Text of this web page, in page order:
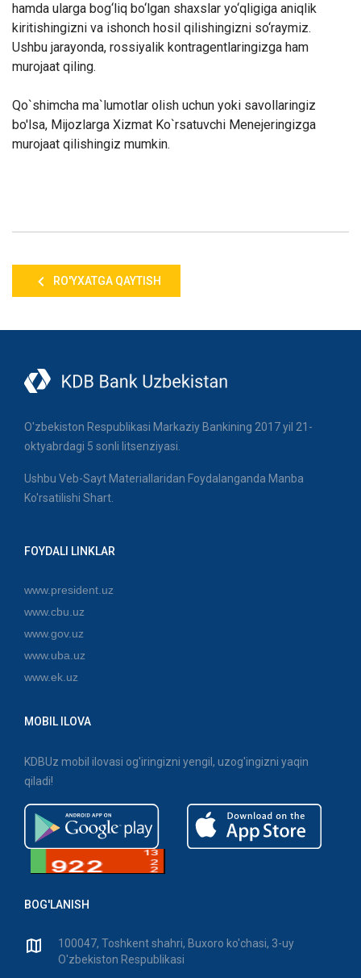
hamda ularga bog‘liq bo‘lgan shaxslar yo‘qligiga aniqlik
kiritishingizni va ishonch hosil qilishingizni so‘raymiz.
Ushbu jarayonda, rossiyalik kontragentlaringizga ham
murojaat qiling.
Qo`shimcha ma`lumotlar olish uchun yoki savollaringiz
bo'lsa, Mijozlarga Xizmat Ko`rsatuvchi Menejeringizga
murojaat qilishingiz mumkin.
RO'YXATGA QAYTISH
O'zbekiston Respublikasi Markaziy Bankining 2017 yil 21-
oktyabrdagi 5 sonli litsenziyasi.
Ushbu Veb-Sayt Materiallaridan Foydalanganda Manba
Ko'rsatilishi Shart.
FOYDALI LINKLAR
www.president.uz
www.cbu.uz
www.gov.uz
www.uba.uz
www.ek.uz
MOBIL ILOVA
KDBUz mobil ilovasi og'iringizni yengil, uzog'ingizni yaqin
qiladi!
BOG'LANISH
100047, Toshkent shahri, Buxoro ko'chasi, 3-uy
O'zbekiston Respublikasi